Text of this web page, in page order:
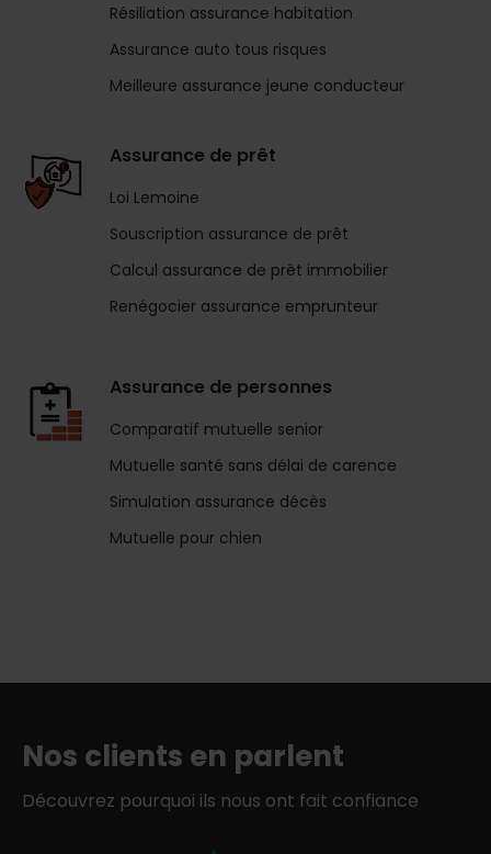
Résiliation assurance habitation
Assurance auto tous risques
Meilleure assurance jeune conducteur
Assurance de prêt
Loi Lemoine
Souscription assurance de prêt
Calcul assurance de prêt immobilier
Renégocier assurance emprunteur
Assurance de personnes
Comparatif mutuelle senior
Mutuelle santé sans délai de carence
Simulation assurance décès
Mutuelle pour chien
Nos clients en parlent
Découvrez pourquoi ils nous ont fait confiance